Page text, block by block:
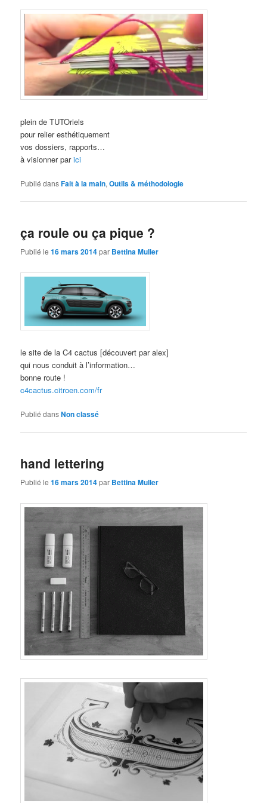
plein de TUTOriels
pour relier esthétiquement
vos dossiers, rapports…
à visionner parici
Publié dansFait à la main,Outils & méthodologie
ça roule ou ça pique ?
Publié le16 mars 2014par Bettina Muller
le site de la C4 cactus [découvert par alex]
qui nous conduit à l’information…
bonne route !
c4cactus.citroen.com/fr
Publié dansNon classé
hand lettering
Publié le16 mars 2014par Bettina Muller